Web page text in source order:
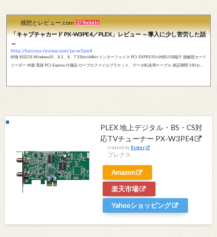
感想とレビュー.com 27 Pockets
「キャプチャカード PX-W3PE4／PLEX」レビュー ～導入に少し苦労した話
～
http://kansou-review.com/px-w3pe4
特徴 対応OS Windows10、8.1、8、7 32bit/64bit インターフェイス PCI-EXPRESS+内部USB端子 接触型カード
リーダー 内蔵 電源 PCI-Express 付属品 ロープロファイルブラケット、データ転送用ケーブル 保証期間 1年(セン
PLEX 地上デジタル・BS・CS対
応TVチューナー PX-W3PE4
created by Rinker
プレクス
Amazon
楽天市場
Yahooショッピング